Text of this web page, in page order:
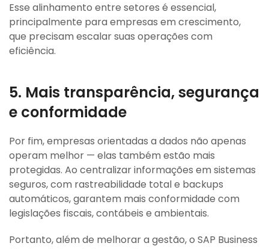
Esse alinhamento entre setores é essencial,
principalmente para empresas em crescimento,
que precisam escalar suas operações com
eficiência.
5. Mais transparência, segurança
e conformidade
Por fim, empresas orientadas a dados não apenas
operam melhor — elas também estão mais
protegidas. Ao centralizar informações em sistemas
seguros, com rastreabilidade total e backups
automáticos, garantem mais conformidade com
legislações fiscais, contábeis e ambientais.
Portanto, além de melhorar a gestão, o SAP Business